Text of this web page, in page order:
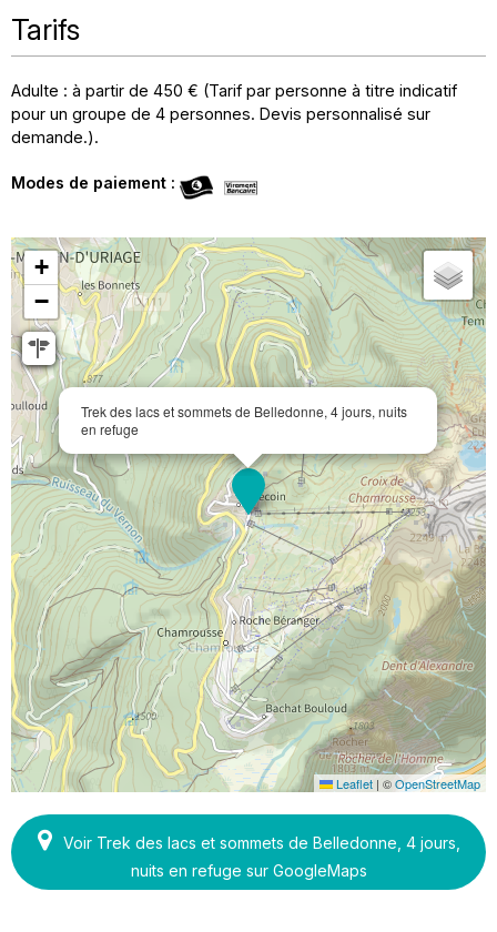
Tarifs
Adulte : à partir de 450 € (Tarif par personne à titre indicatif
pour un groupe de 4 personnes. Devis personnalisé sur
demande.).
Modes de paiement :
Trek des lacs et sommets de Belledonne, 4 jours, nuits
en refuge
+
−
Leaflet | ©OpenStreetMap
Voir Trek des lacs et sommets de Belledonne, 4 jours,
nuits en refuge sur GoogleMaps